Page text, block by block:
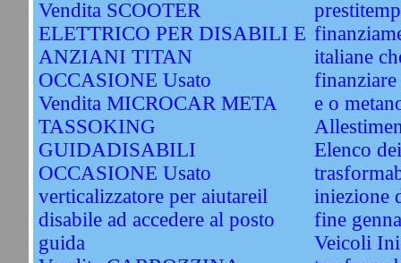
Vendita SCOOTER
ELETTRICO PER DISABILI E
ANZIANI TITAN
OCCASIONE Usato
Vendita MICROCAR META
TASSOKING
GUIDADISABILI
OCCASIONE Usato
verticalizzatore per aiutareil
disabile ad accedere al posto
guida
italiane
e o
Elenco
iniezione
fine
Veicoli